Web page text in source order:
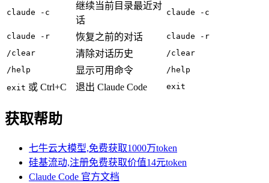
claude -c
继续当前目录最近对
话
claude -c
claude -r 恢复之前的对话
claude -r
/clear
清除对话历史
/clear
/help
显示可用命令
/help
exit 或 Ctrl+C 退出 Claude Code exit
获取帮助
七牛云大模型,免费获取1000万token
硅基流动,注册免费获取价值14元token
Claude Code 官方文档